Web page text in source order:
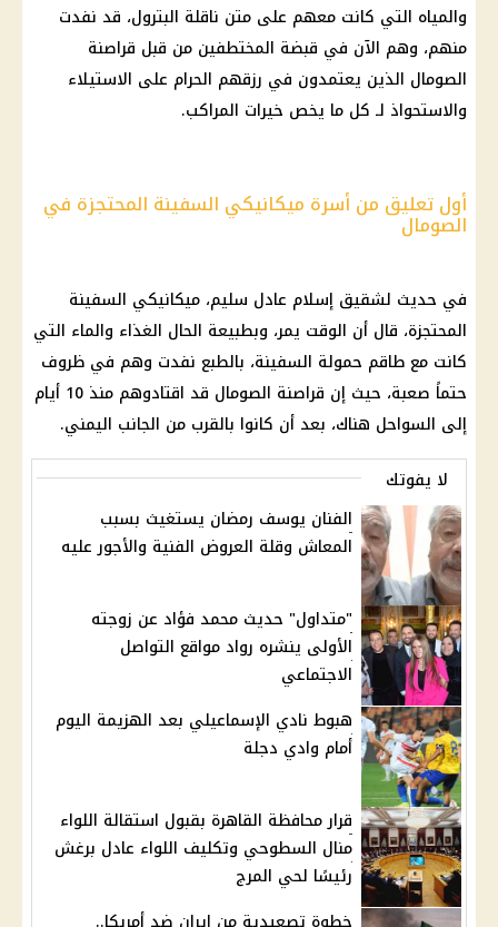
والمياه التي كانت معهم على متن ناقلة البترول، قد نفدت
منهم، وهم الآن في قبضة المختطفين من قبل قراصنة
الصومال الذين يعتمدون في رزقهم الحرام على الاستيلاء
والاستحواذ لـ كل ما يخص خيرات المراكب.
أول تعليق من أسرة ميكانيكي السفينة المحتجزة في
الصومال
في حديث لشقيق إسلام عادل سليم، ميكانيكي السفينة
المحتجزة، قال أن الوقت يمر، وبطبيعة الحال الغذاء والماء التي
كانت مع طاقم حمولة السفينة، بالطبع نفدت وهم في ظروف
حتماً صعبة، حيث إن قراصنة الصومال قد اقتادوهم منذ 10 أيام
إلى السواحل هناك، بعد أن كانوا بالقرب من الجانب اليمني.
لا يفوتك
الفنان يوسف رمضان يستغيث بسبب
المعاش وقلة العروض الفنية والأجور عليه
"متداول" حديث محمد فؤاد عن زوجته
الأولى ينشره رواد مواقع التواصل
الاجتماعي
هبوط نادي الإسماعيلي بعد الهزيمة اليوم
أمام وادي دجلة
قرار محافظة القاهرة بقبول استقالة اللواء
منال السطوحي وتكليف اللواء عادل برغش
رئيسًا لحي المرج